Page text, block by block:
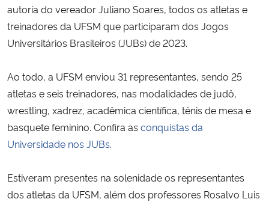
autoria do vereador Juliano Soares, todos os atletas e
treinadores da UFSM que participaram dos Jogos
Universitários Brasileiros (JUBs) de 2023.
Ao todo, a UFSM enviou 31 representantes, sendo 25
atletas e seis treinadores, nas modalidades de judô,
wrestling, xadrez, acadêmica científica, tênis de mesa e
basquete feminino. Confira as conquistas da
Universidade nos JUBs.
Estiveram presentes na solenidade os representantes
dos atletas da UFSM, além dos professores Rosalvo Luis